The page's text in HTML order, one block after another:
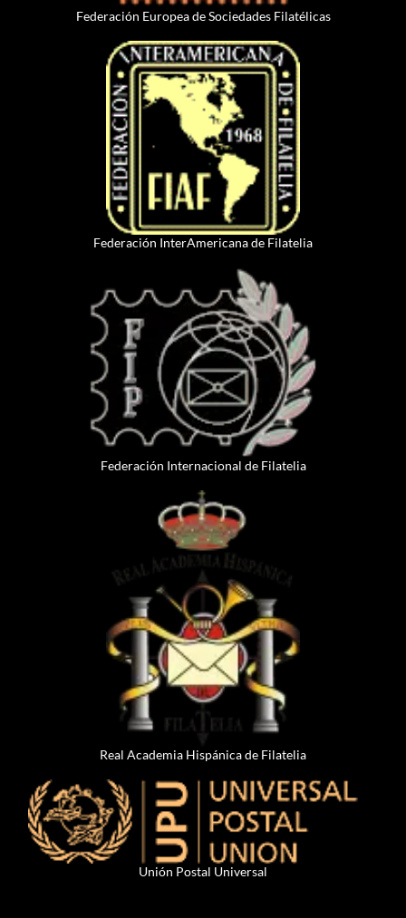
Federación Europea de Sociedades Filatélicas
Federación InterAmericana de Filatelia
Federación Internacional de Filatelia
Real Academia Hispánica de Filatelia
Unión Postal Universal